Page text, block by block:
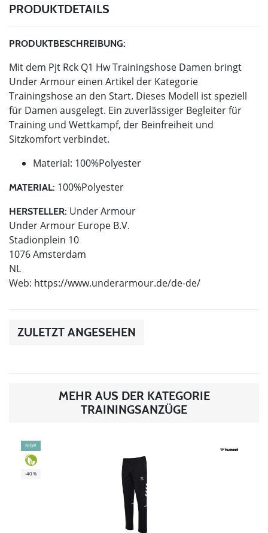
PRODUKTDETAILS
PRODUKTBESCHREIBUNG:
Mit dem Pjt Rck Q1 Hw Trainingshose Damen bringt
Under Armour einen Artikel der Kategorie
Trainingshose an den Start. Dieses Modell ist speziell
für Damen ausgelegt. Ein zuverlässiger Begleiter für
Training und Wettkampf, der Beinfreiheit und
Sitzkomfort verbindet.
Material: 100%Polyester
MATERIAL: 100%Polyester
HERSTELLER: Under Armour
Under Armour Europe B.V.
Stadionplein 10
1076 Amsterdam
NL
Web: https://www.underarmour.de/de-de/
ZULETZT ANGESEHEN
MEHR AUS DER KATEGORIE
TRAININGSANZÜGE
NEW
-40%